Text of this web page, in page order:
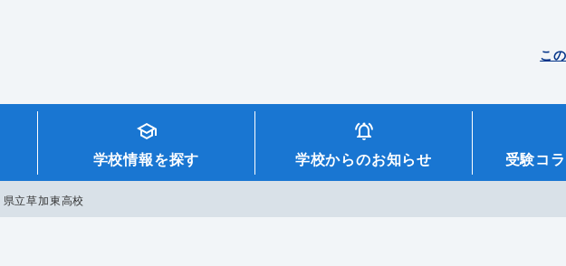
こ
学校情報を探す 学校からのお知らせ 受験コ
県立草加東高校